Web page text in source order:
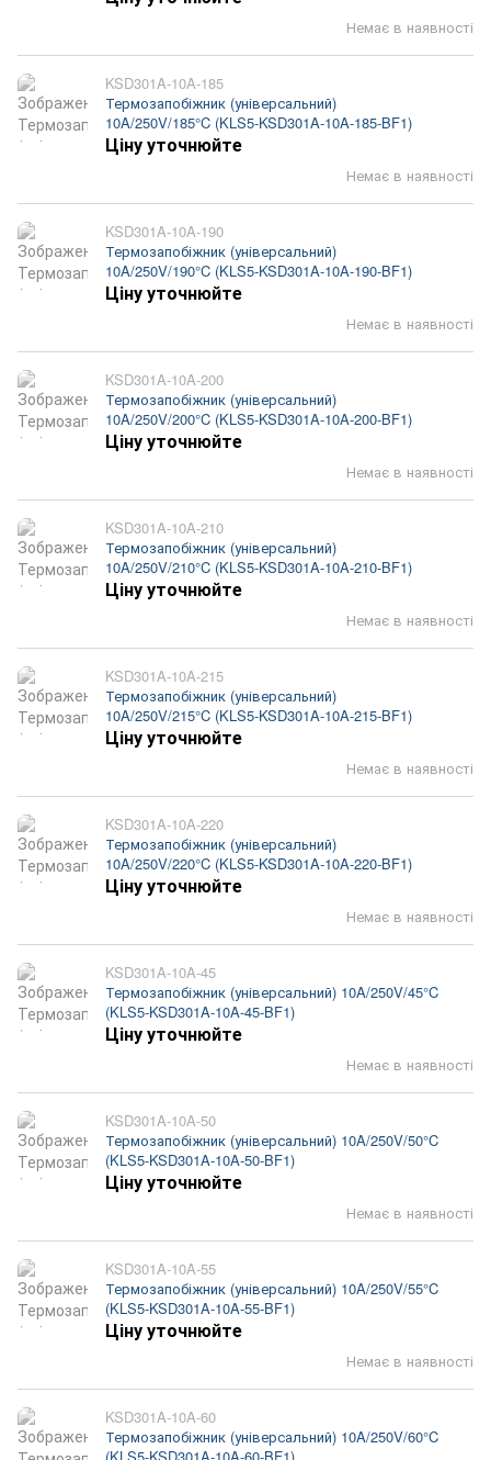
Немає в наявності
KSD301A-10A-185
Термозапобіжник (універсальний)
10A/250V/185°C (KLS5-KSD301A-10A-185-BF1)
Немає в наявності
Ціну уточнюйте
KSD301A-10A-190
Термозапобіжник (універсальний)
10A/250V/190°C (KLS5-KSD301A-10A-190-BF1)
Немає в наявності
Ціну уточнюйте
KSD301A-10A-200
Термозапобіжник (універсальний)
10A/250V/200°C (KLS5-KSD301A-10A-200-BF1)
Немає в наявності
Ціну уточнюйте
KSD301A-10A-210
Термозапобіжник (універсальний)
10A/250V/210°C (KLS5-KSD301A-10A-210-BF1)
Немає в наявності
Ціну уточнюйте
KSD301A-10A-215
Термозапобіжник (універсальний)
10A/250V/215°C (KLS5-KSD301A-10A-215-BF1)
Немає в наявності
Ціну уточнюйте
KSD301A-10A-220
Термозапобіжник (універсальний)
10A/250V/220°C (KLS5-KSD301A-10A-220-BF1)
Немає в наявності
Ціну уточнюйте
KSD301A-10A-45
Термозапобіжник (універсальний) 10A/250V/45°C
(KLS5-KSD301A-10A-45-BF1)
Немає в наявності
Ціну уточнюйте
KSD301A-10A-50
Термозапобіжник (універсальний) 10A/250V/50°C
(KLS5-KSD301A-10A-50-BF1)
Немає в наявності
Ціну уточнюйте
KSD301A-10A-55
Термозапобіжник (універсальний) 10A/250V/55°C
(KLS5-KSD301A-10A-55-BF1)
Немає в наявності
Ціну уточнюйте
KSD301A-10A-60
Термозапобіжник (універсальний) 10A/250V/60°C